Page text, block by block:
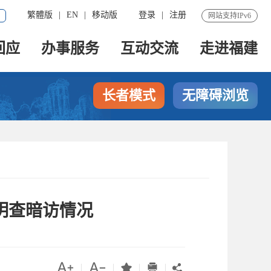
网站支持IPv6
登录 注册
繁體版 EN 移动版
应 办事服务 互动交流 走进福建
长者模式 无障碍浏览
查暗访情况
  